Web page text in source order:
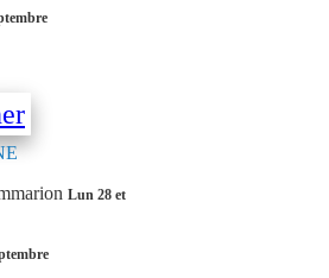
Lun 28 et